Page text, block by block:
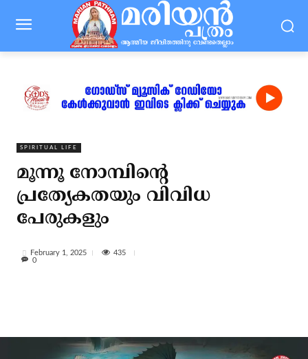
SPIRITUAL LIFE
മൂന്നൂ നോമ്പിന്റെ
പ്രത്യേകതയും വിവിധ
പേരുകളും
February 1, 2025
435
0